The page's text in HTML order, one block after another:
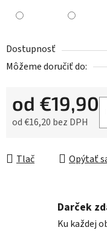
Dostupnosť
Môžeme doručiť do:
od €19,90
od€16,20 bez DPH
Tlač Opýtať
Darček
Ku každej